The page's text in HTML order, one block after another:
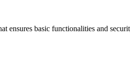
basic functionalities and